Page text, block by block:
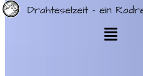
Drahteselzeit - ein